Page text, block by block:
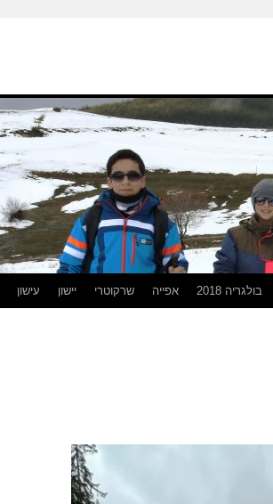
עישון יישון שרקוטרי אפייה בולגריה 2018